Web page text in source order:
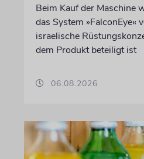
Beim Kauf der Maschine
das System »FalconEye«
israelische
dem Produkt beteiligt ist
06.08.2026